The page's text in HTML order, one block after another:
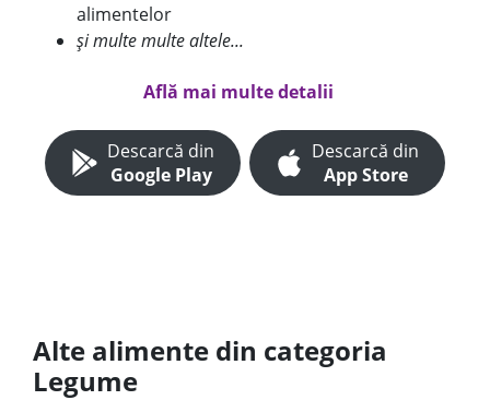
alimentelor
și multe multe altele...
Află mai multe detalii
Descarcă din
Google Play
Descarcă din
App Store
Alte alimente din categoria
Legume